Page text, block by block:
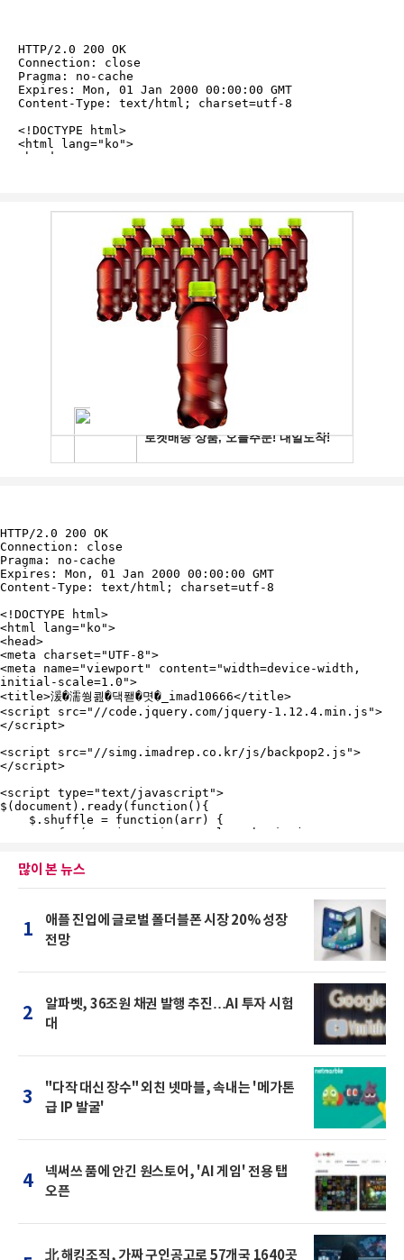
많이 본 뉴스
1
애플 진입에 글로벌 폴더블폰 시장 20% 성장
전망
2
알파벳, 36조원 채권 발행 추진…AI 투자 시험
대
3
"다작 대신 장수" 외친 넷마블, 속내는 '메가톤
급 IP 발굴'
4
넥써쓰 품에 안긴 원스토어, 'AI 게임' 전용 탭
오픈
北 해킹조직, 가짜 구인공고로 57개국 1640곳